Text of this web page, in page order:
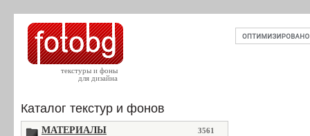
текстуры и фоны
для дизайна
Каталог текстур и фонов
МАТЕРИАЛЫ 3561